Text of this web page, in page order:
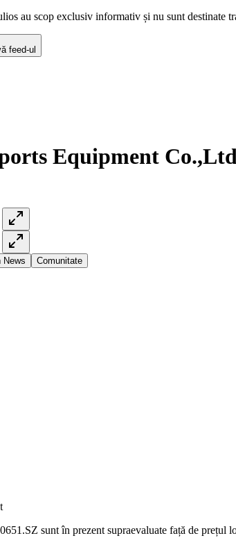
au scop exclusiv informativ și nu sunt destinate
feed-ul
Equipment
News Comunitate
sunt în prezent supraevaluate față de prețul